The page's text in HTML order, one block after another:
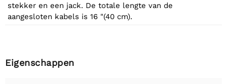
stekker en een jack. De totale lengte van de
aangesloten kabels is 16 "(40 cm).
Eigenschappen